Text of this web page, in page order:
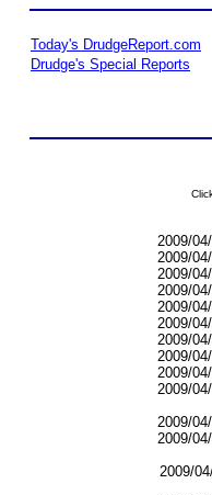
Today's DrudgeReport.com
Drudge's Special Reports
2009/
2009/
2009/
2009/
2009/
2009/
2009/
2009/
2009/
2009/
2009/
2009/
2009/